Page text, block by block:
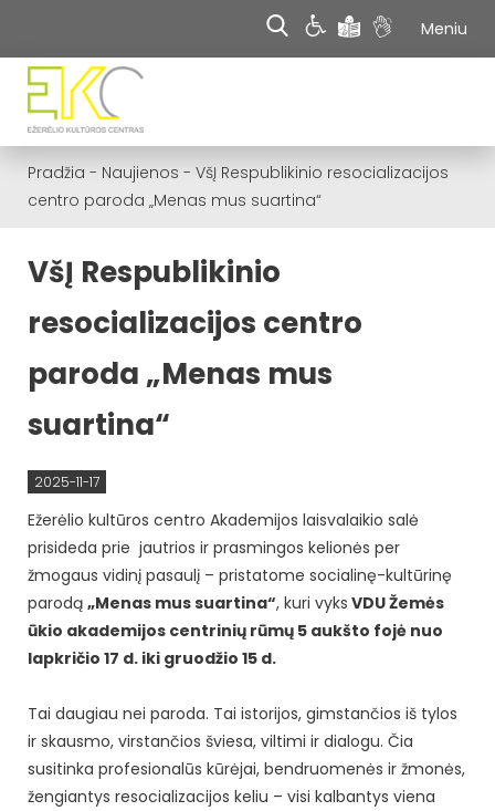
Meniu
Pradžia - Naujienos - VšĮ Respublikinio resocializacijos
centro paroda „Menas mus suartina“
VšĮ Respublikinio
resocializacijos centro
paroda „Menas mus
suartina“
2025-11-17
Ežerėlio kultūros centro Akademijos laisvalaikio salė
prisideda prie jautrios ir prasmingos kelionės per
žmogaus vidinį pasaulį – pristatome socialinę-kultūrinę
parodą „Menas mus suartina“, kuri vyks VDU Žemės
ūkio akademijos centrinių rūmų 5 aukšto fojė nuo
lapkričio 17 d. iki gruodžio 15 d.
Tai daugiau nei paroda. Tai istorijos, gimstančios iš tylos
ir skausmo, virstančios šviesa, viltimi ir dialogu. Čia
susitinka profesionalūs kūrėjai, bendruomenės ir žmonės,
žengiantys resocializacijos keliu – visi kalbantys viena